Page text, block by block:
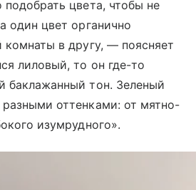
подобрать цвета, чтобы не
один цвет органично
комнаты в другу, — поясняет
лиловый, то он где-то
баклажанный тон. Зеленый
оттенками: от мятно-
изумрудного».